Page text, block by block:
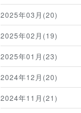
2025年03月(20)
2025年02月(19)
2025年01月(23)
2024年12月(20)
2024年11月(21)